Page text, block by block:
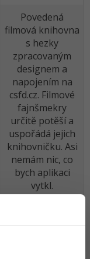
Povedená
filmová knihovna
s hezky
zpracovaným
designem a
napojením na
csfd.cz. Filmové
fajnšmekry
určitě potěší a
uspořádá jejich
knihovničku. Asi
nemám nic, co
bych aplikaci
vytkl.
uspořádání